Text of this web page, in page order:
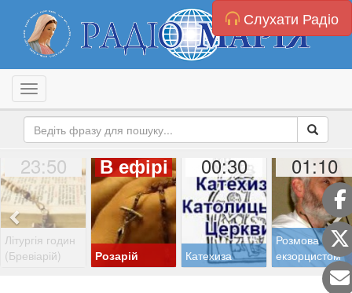
Слухати Радіо
Toggle navigation
23:50
Літургія годин
(Бревіарій)
В ефірі
Розарій
00:30
Катехиза
01:10
Розмова з
екзорцистом